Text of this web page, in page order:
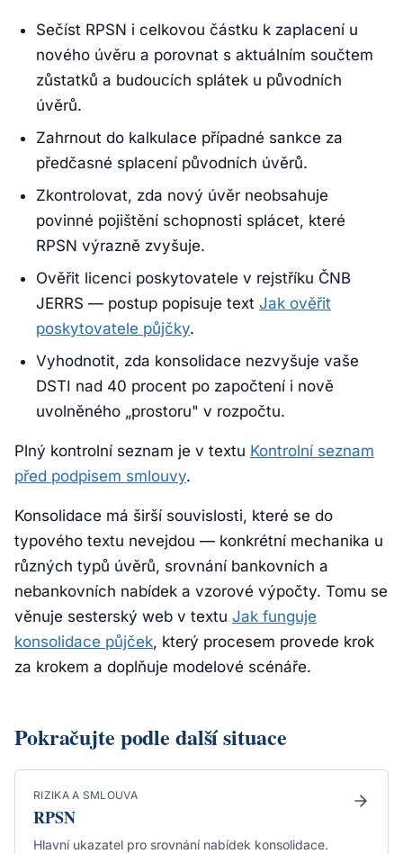
Sečíst RPSN i celkovou částku k zaplacení u
nového úvěru a porovnat s aktuálním součtem
zůstatků a budoucích splátek u původních
úvěrů.
Zahrnout do kalkulace případné sankce za
předčasné splacení původních úvěrů.
Zkontrolovat, zda nový úvěr neobsahuje
povinné pojištění schopnosti splácet, které
RPSN výrazně zvyšuje.
Ověřit licenci poskytovatele v rejstříku ČNB
JERRS — postup popisuje text Jak ověřit
poskytovatele půjčky.
Vyhodnotit, zda konsolidace nezvyšuje vaše
DSTI nad 40 procent po započtení i nově
uvolněného „prostoru" v rozpočtu.
Plný kontrolní seznam je v textu Kontrolní seznam
před podpisem smlouvy.
Konsolidace má širší souvislosti, které se do
typového textu nevejdou — konkrétní mechanika u
různých typů úvěrů, srovnání bankovních a
nebankovních nabídek a vzorové výpočty. Tomu se
věnuje sesterský web v textu Jak funguje
konsolidace půjček, který procesem provede krok
za krokem a doplňuje modelové scénáře.
Pokračujte podle další situace
RIZIKA A SMLOUVA
RPSN
Hlavní ukazatel pro srovnání nabídek konsolidace.